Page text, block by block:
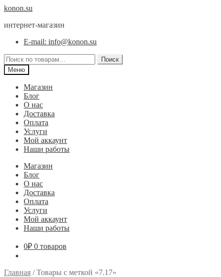
Перейти
навигации
Перейти
содержимому
konon.su
интернет-магазин
E-mail: info@konon.su
Искать:
Поиск
Меню
Магазин
Блог
О нас
Доставка
Оплата
Услуги
Мой аккаунт
Наши работы
Магазин
Блог
О нас
Доставка
Оплата
Услуги
Мой аккаунт
Наши работы
0₽ 0 товаров
Главная /Товары с меткой «7.17»